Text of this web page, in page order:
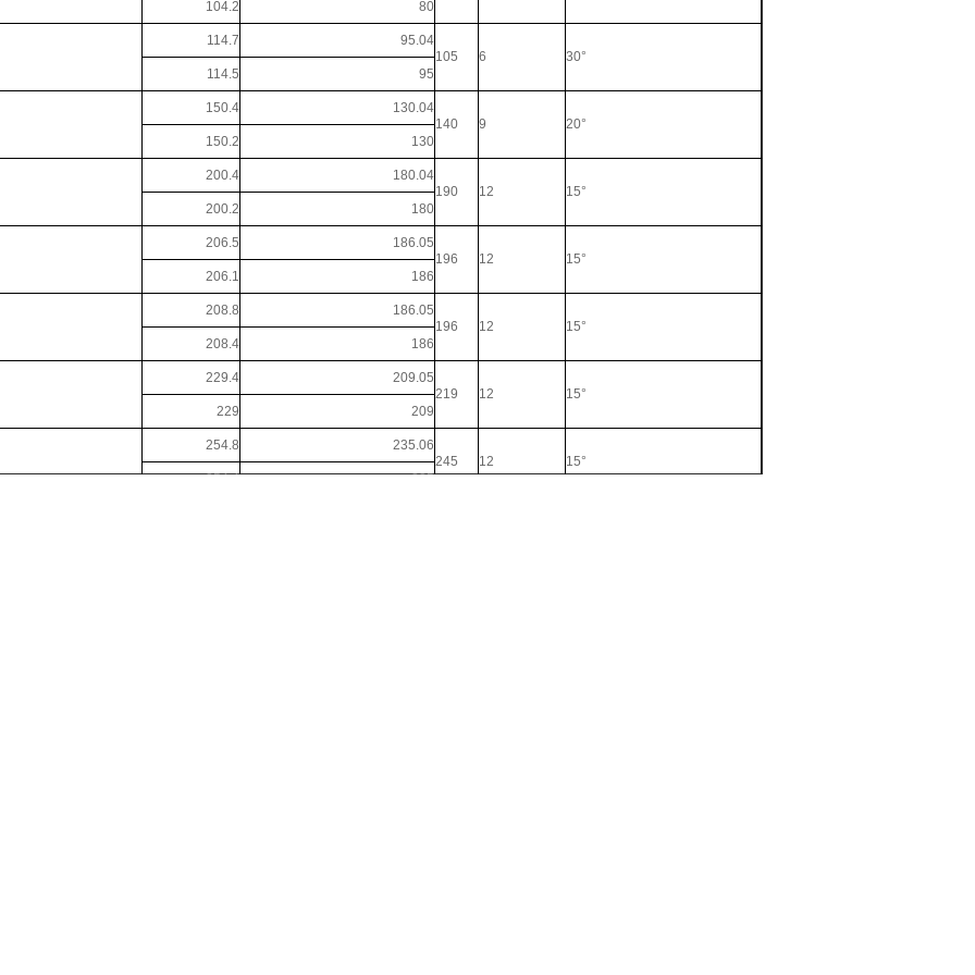
104.2
80
114.7
95.04
105
6
30°
114.5
95
150.4
130.04
140
9
20°
150.2
130
200.4
180.04
190
12
15°
200.2
180
206.5
186.05
196
12
15°
206.1
186
208.8
186.05
196
12
15°
208.4
186
229.4
209.05
219
12
15°
229
209
254.8
235.06
245
12
15°
254.4
235